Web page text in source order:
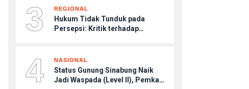
3 REGIONAL
Hukum Tidak Tunduk pada
Persepsi: Kritik terhadap
4 NASIONAL
Status Gunung Sinabung Naik
Jadi Waspada (Level II), Pemkab